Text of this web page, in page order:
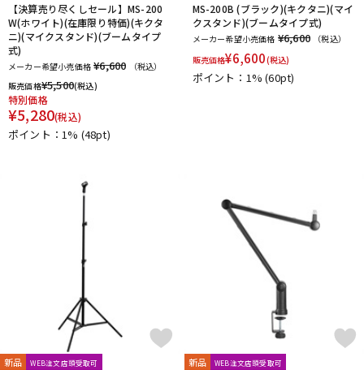
【決算売り尽くしセール】MS-200
W(ホワイト)(在庫限り特価)(キクタ
ニ)(マイクスタンド)(ブームタイプ
式)
メーカー希望小売価格 ¥6,600
（税込）
販売価格¥5,500(税込)
特別価格
¥5,280(税込)
ポイント：1% (48pt)
MS-200B (ブラック)(キクタニ)(マイ
クスタンド)(ブームタイプ式)
メーカー希望小売価格 ¥6,600
（税込）
販売価格¥6,600(税込)
ポイント：1%(60pt)
新品 WEB注文店頭受取可 新品 WEB注文店頭受取可